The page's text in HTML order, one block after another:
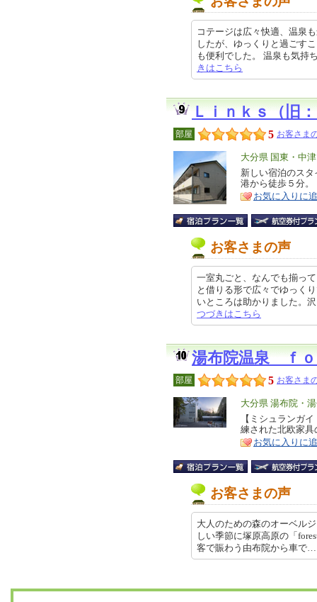
コテージは広々快適、温泉
したが、ゆっくりと過ごす
も便利でした。 温泉も気
きはこちら
Ｌｉｎｋｓ（旧
部屋 5 お客さま
エ
リ
ア
大分県 国東・中
特
徴
新しい宿泊のス
港から徒歩５分。
お気に入りに
お客さまの声
一室丸ごと、なんでも揃っ
と借りる形で広々でゆっく
いところは助かりました。
つづきはこちら
湯布院温泉 ｆ
部屋 5 お客さま
エ
リ
ア
大分県 湯布院・
特
徴
【ミシュランガ
練された北欧家
お気に入りに
お客さまの声
大人のための森のオーベル
しい季節に塚原高原の「
客で賑わう由布院から車で